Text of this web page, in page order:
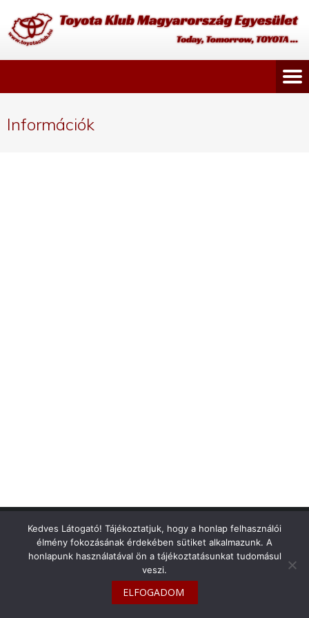
Információk
Copyright © 2026Toyota Klub Magyarország
Kedves Látogató! Tájékoztatjuk, hogy a honlap felhasználói
élmény fokozásának érdekében sütiket alkalmazunk. A
honlapunk használatával ön a tájékoztatásunkat tudomásul
veszi.
ELFOGADOM